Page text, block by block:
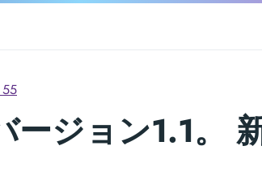
ージョン1.1。